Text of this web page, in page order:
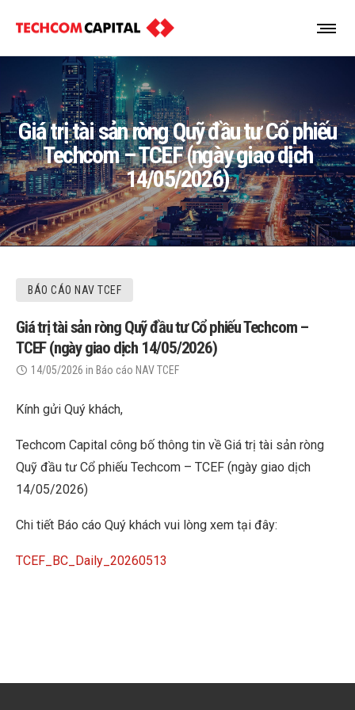
Giá trị tài sản ròng Quỹ đầu tư Cổ phiếu
Techcom – TCEF (ngày giao dịch
14/05/2026)
BÁO CÁO NAV TCEF
Giá trị tài sản ròng Quỹ đầu tư Cổ phiếu Techcom –
TCEF (ngày giao dịch 14/05/2026)
14/05/2026 in Báo cáo NAV TCEF
Kính gửi Quý khách,
Techcom Capital công bố thông tin về Giá trị tài sản ròng
Quỹ đầu tư Cổ phiếu Techcom – TCEF (ngày giao dịch
14/05/2026)
Chi tiết Báo cáo Quý khách vui lòng xem tại đây:
TCEF_BC_Daily_20260513